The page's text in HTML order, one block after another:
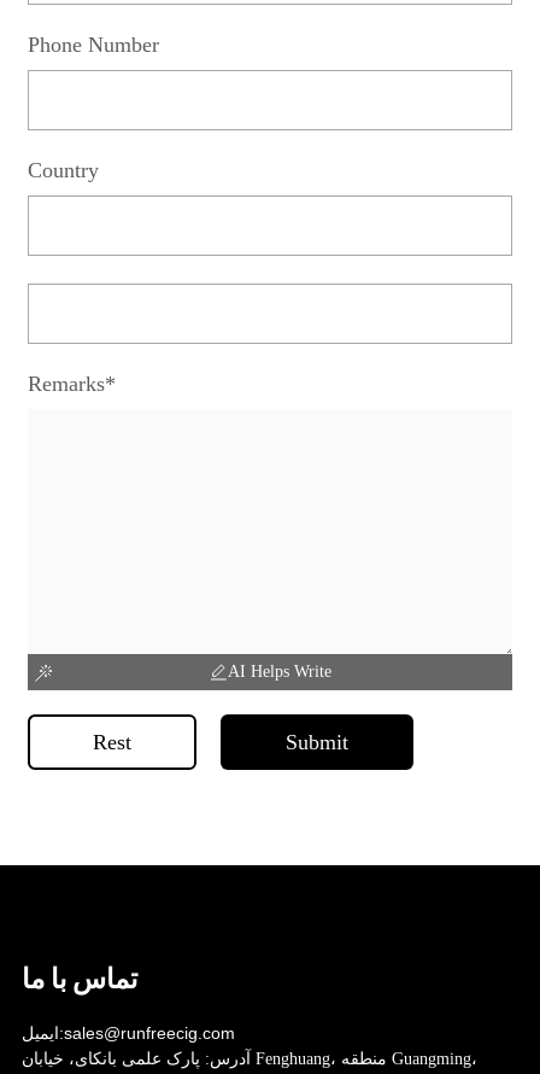
Phone Number
Country
Remarks*
AI Helps Write
Rest Submit
تماس با ما
ایمیل:sales@runfreecig.com
آدرس: پارک علمی بانکای، خیابان Fenghuang، منطقه Guangming،